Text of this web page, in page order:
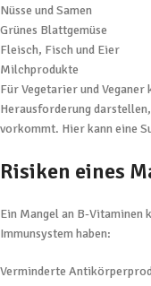
Nüsse und Samen
Grünes Blattgemüse
Fleisch, Fisch und Eier
Milchprodukte
Für Vegetarier und
Herausforderung
vorkommt. Hier kann eine
Risiken eines
Ein Mangel an B-Vitaminen
Immunsystem haben:
Verminderte